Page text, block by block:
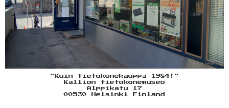
"Kuin tietokonekauppa 1984!"
Kallion tietokonemuseo
Alppikatu 17
00530 Helsinki Finland